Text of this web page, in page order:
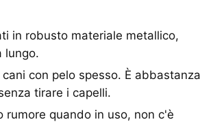
in robusto materiale metallico,
lungo.
con pelo spesso. È abbastanza
tirare i capelli.
rumore quando in uso, non c'è